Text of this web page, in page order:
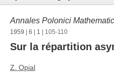
Annales Polonici
1959 6 1 | 105-110
Sur la répartition
Z. Opial